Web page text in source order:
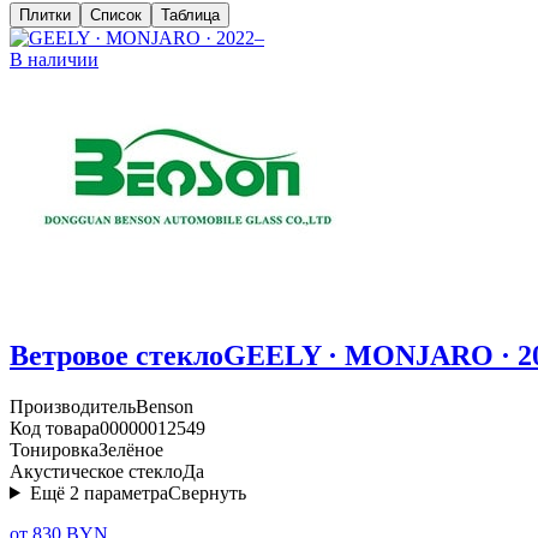
Плитки Список Таблица
В наличии
Ветровое стеклоGEELY · MONJARO ·
ПроизводительBenson
Код товара00000012549
ТонировкаЗелёное
Акустическое стеклоДа
Ещё 2 параметраСвернуть
от 830 BYN